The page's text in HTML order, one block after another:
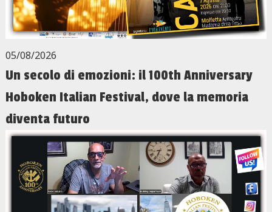
05/08/2026
Un secolo di emozioni: il 100th Anniversary
Hoboken Italian Festival, dove la memoria
diventa futuro